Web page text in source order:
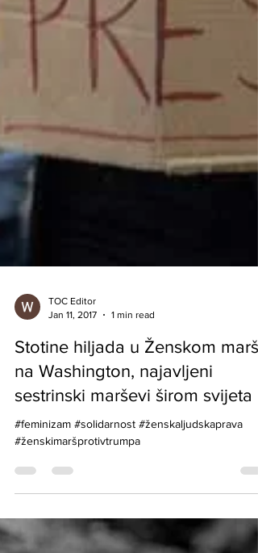
Jan 11, 2017
1 min read
Stotine hiljada u Ženskom
na Washington, najavljeni
sestrinski marševi širom svijeta
#feminizam #solidarnost #ženskaljudskaprava
#ženskimaršprotivtrumpa